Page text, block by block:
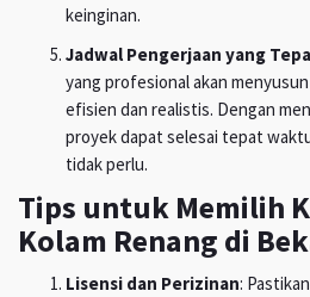
keinginan.
Jadwal Pengerjaan yang
yang profesional akan
efisien dan realistis. Dengan
proyek dapat selesai tepat
tidak perlu.
Tips untuk Memilih
Kolam Renang di
Lisensi dan Perizinan: